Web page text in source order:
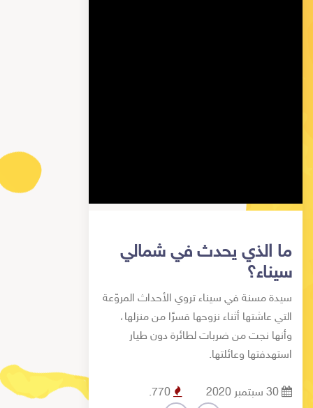
ما الذي يحدث في شمالي
سيناء؟
سيدة مسنة في سيناء تروي الأحداث المروّعة
التي عاشتها أثناء نزوحها قسرًا من منزلها،
وأنها نجت من ضربات لطائرة دون طيار
استهدفتها وعائلتها.
.